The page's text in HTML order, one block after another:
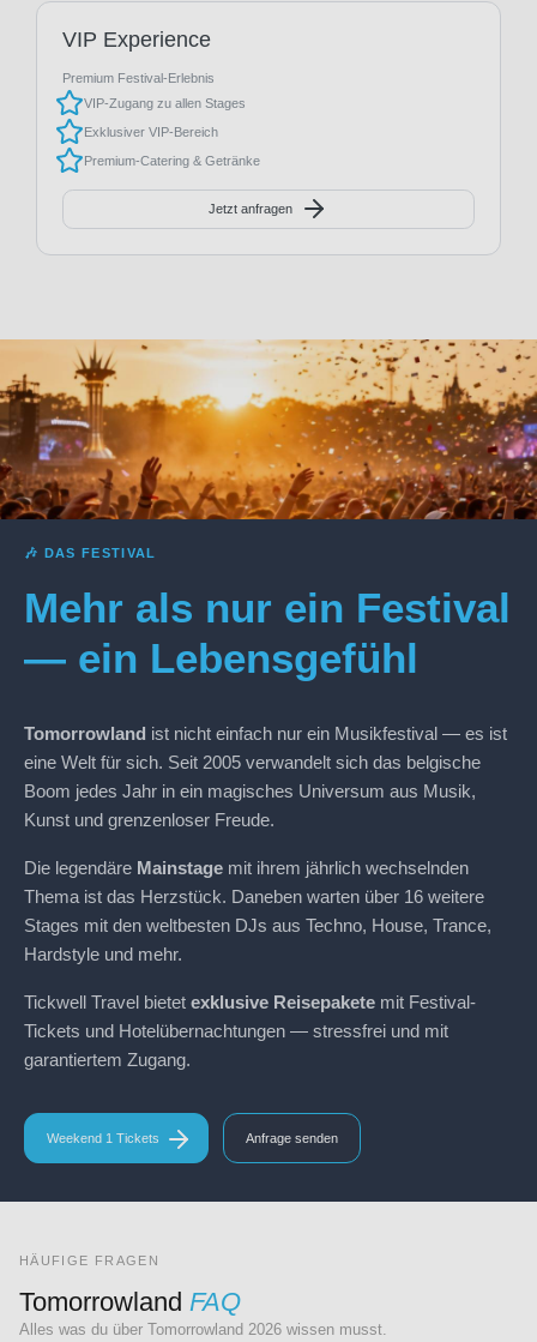
VIP Experience
Premium Festival-Erlebnis
VIP-Zugang zu allen Stages
Exklusiver VIP-Bereich
Premium-Catering & Getränke
Jetzt anfragen
🎶 DAS FESTIVAL
Mehr als nur ein Festival
— ein Lebensgefühl
Tomorrowland ist nicht einfach nur ein Musikfestival — es ist
eine Welt für sich. Seit 2005 verwandelt sich das belgische
Boom jedes Jahr in ein magisches Universum aus Musik,
Kunst und grenzenloser Freude.
Die legendäre Mainstage mit ihrem jährlich wechselnden
Thema ist das Herzstück. Daneben warten über 16 weitere
Stages mit den weltbesten DJs aus Techno, House, Trance,
Hardstyle und mehr.
Tickwell Travel bietet exklusive Reisepakete mit Festival-
Tickets und Hotelübernachtungen — stressfrei und mit
garantiertem Zugang.
Weekend 1 Tickets Anfrage senden
HÄUFIGE FRAGEN
Tomorrowland FAQ
Alles was du über Tomorrowland 2026 wissen musst.